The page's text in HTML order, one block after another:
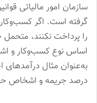
گرفته است. اگر
را پرداخت نکنند، متحمل
اساس نوع کسب‌وکار و
درصد جریمه و اشخاص حقوقی شامل 10